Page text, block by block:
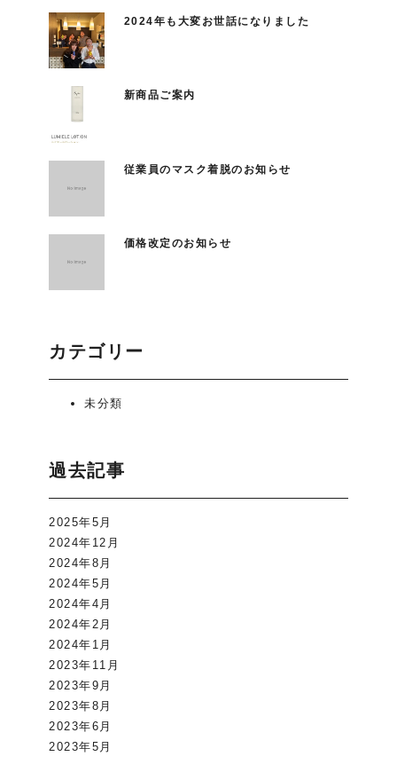
2024年も大変お世話になりました
新商品ご案内
従業員のマスク着脱のお知らせ
価格改定のお知らせ
カテゴリー
未分類
過去記事
2025年5月
2024年12月
2024年8月
2024年5月
2024年4月
2024年2月
2024年1月
2023年11月
2023年9月
2023年8月
2023年6月
2023年5月